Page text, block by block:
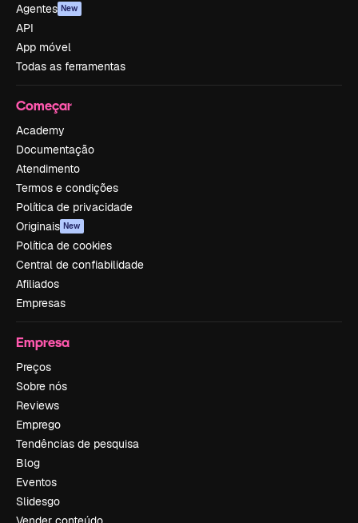
Agentes New
API
App móvel
Todas as ferramentas
Começar
Academy
Documentação
Atendimento
Termos e condições
Política de privacidade
Originais New
Política de cookies
Central de confiabilidade
Afiliados
Empresas
Empresa
Preços
Sobre nós
Reviews
Emprego
Tendências de pesquisa
Blog
Eventos
Slidesgo